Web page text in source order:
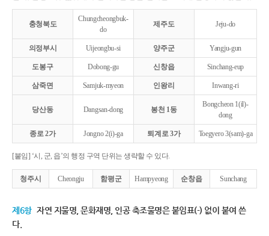
충청북도
Chungcheongbuk-
do
제주도 Jeju-do
의정부시 Uijeongbu-si 양주군 Yangju-gun
도봉구 Dobong-gu 신창읍 Sinchang-eup
삼죽면 Samjuk-myeon 인왕리 Inwang-ri
당산동 Dangsan-dong 봉천 1동
Bongcheon 1(il)-
dong
종로 2가 Jongno 2(i)-ga 퇴계로 3가 Toegyero 3(sam)-ga
[붙임] ‘시, 군, 읍’의 행정 구역 단위는 생략할 수 있다.
청주시 Cheongju 함평군 Hampyeong 순창읍 Sunchang
제6항 자연 지물명, 문화재명, 인공 축조물명은 붙임표(-) 없이 붙여 쓴
다.